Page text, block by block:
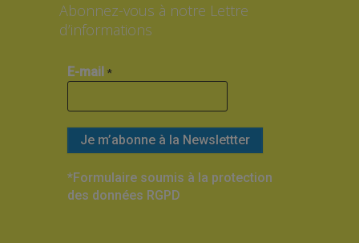
Abonnez-vous à notre Lettre
d’informations
E-mail *
*Formulaire soumis à la protection
des données RGPD